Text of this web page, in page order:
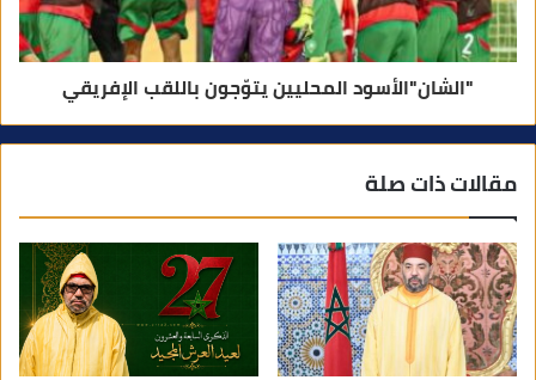
"الشان"الأسود المحليين يتوّجون باللقب الإفريقي
مقالات ذات صلة